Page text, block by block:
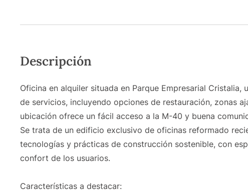
Descripción
Oficina en alquiler situada en Parque Empresarial
de servicios, incluyendo opciones de restauración, zonas
ubicación ofrece un fácil acceso a la M-40 y buena
Se trata de un edificio exclusivo de oficinas reformado
tecnologías y prácticas de construcción sostenible, con
confort de los usuarios.
Características a destacar: